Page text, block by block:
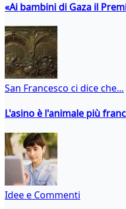
«Ai bambini di Gaza il
San Francesco ci dice che...
L'asino è l'animale più
Idee e Commenti